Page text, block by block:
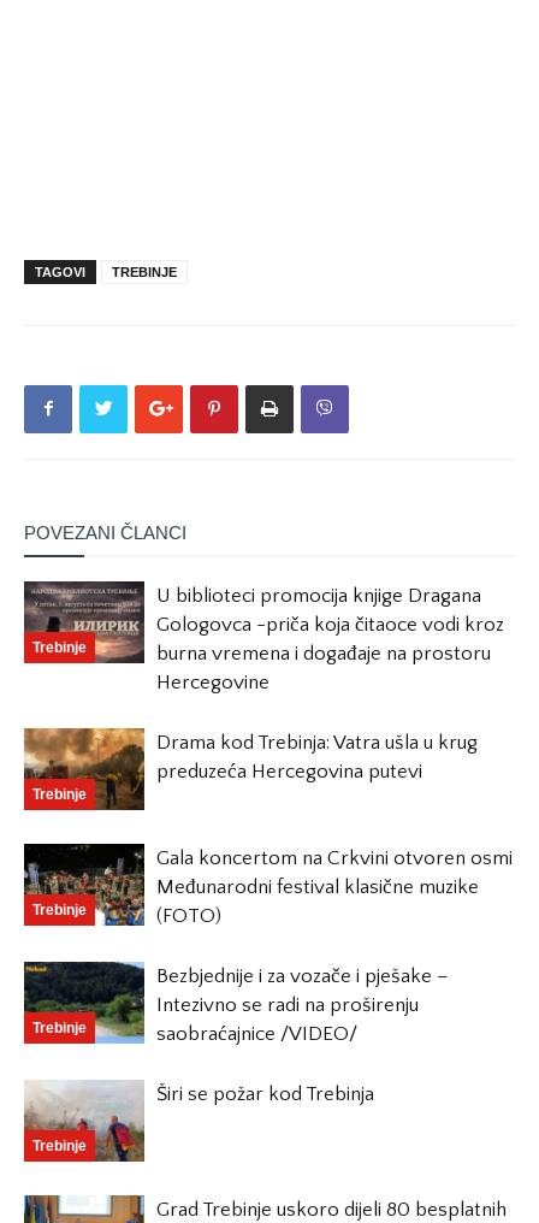
TAGOVI TREBINJE
POVEZANI ČLANCI
Trebinje
U biblioteci promocija knjige Dragana
Gologovca -priča koja čitaoce vodi kroz
burna vremena i događaje na prostoru
Hercegovine
Trebinje
Drama kod Trebinja: Vatra ušla u krug
preduzeća Hercegovina putevi
Trebinje
Gala koncertom na Crkvini otvoren osmi
Međunarodni festival klasične muzike
(FOTO)
Trebinje
Bezbjednije i za vozače i pješake –
Intezivno se radi na proširenju
saobraćajnice /VIDEO/
Trebinje
Širi se požar kod Trebinja
Grad Trebinje uskoro dijeli 80 besplatnih